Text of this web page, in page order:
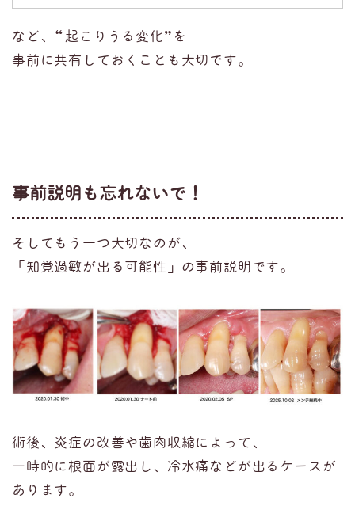
など、 “起こりうる変化” を
事前に共有しておくことも大切です。
事前説明も忘れないで！
そしてもう一つ大切なのが、
「知覚過敏が出る可能性」の事前説明です。
術後、炎症の改善や歯肉収縮によって、
一時的に根面が露出し、冷水痛などが出るケースが
あります。